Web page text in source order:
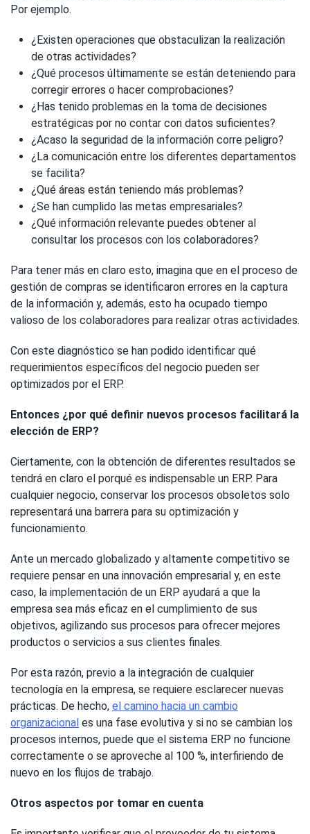
Por ejemplo.
¿Existen operaciones que obstaculizan la realización
de otras actividades?
¿Qué procesos últimamente se están deteniendo para
corregir errores o hacer comprobaciones?
¿Has tenido problemas en la toma de decisiones
estratégicas por no contar con datos suficientes?
¿Acaso la seguridad de la información corre peligro?
¿La comunicación entre los diferentes departamentos
se facilita?
¿Qué áreas están teniendo más problemas?
¿Se han cumplido las metas empresariales?
¿Qué información relevante puedes obtener al
consultar los procesos con los colaboradores?
Para tener más en claro esto, imagina que en el proceso de
gestión de compras se identificaron errores en la captura
de la información y, además, esto ha ocupado tiempo
valioso de los colaboradores para realizar otras actividades.
Con este diagnóstico se han podido identificar qué
requerimientos específicos del negocio pueden ser
optimizados por el ERP.
Entonces ¿por qué definir nuevos procesos facilitará la
elección de ERP?
Ciertamente, con la obtención de diferentes resultados se
tendrá en claro el porqué es indispensable un ERP. Para
cualquier negocio, conservar los procesos obsoletos solo
representará una barrera para su optimización y
funcionamiento.
Ante un mercado globalizado y altamente competitivo se
requiere pensar en una innovación empresarial y, en este
caso, la implementación de un ERP ayudará a que la
empresa sea más eficaz en el cumplimiento de sus
objetivos, agilizando sus procesos para ofrecer mejores
productos o servicios a sus clientes finales.
Por esta razón, previo a la integración de cualquier
tecnología en la empresa, se requiere esclarecer nuevas
prácticas. De hecho, el camino hacia un cambio
organizacional es una fase evolutiva y si no se cambian los
procesos internos, puede que el sistema ERP no funcione
correctamente o se aproveche al 100 %, interfiriendo de
nuevo en los flujos de trabajo.
Otros aspectos por tomar en cuenta